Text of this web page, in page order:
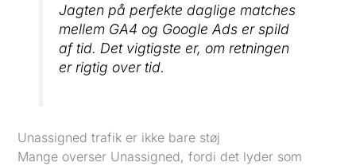
Jagten på perfekte daglige matches
mellem GA4 og Google Ads er spild
af tid. Det vigtigste er, om retningen
er rigtig over tid.
Unassigned trafik er ikke bare støj
Mange overser Unassigned, fordi det lyder som